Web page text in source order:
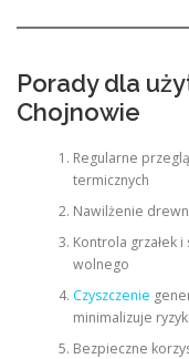
Porady dla
Chojnowie
Regularne
termicznych
Nawilżenie
Kontrola grzałek
wolnego
Czyszczenie
minimalizuje
Bezpieczne